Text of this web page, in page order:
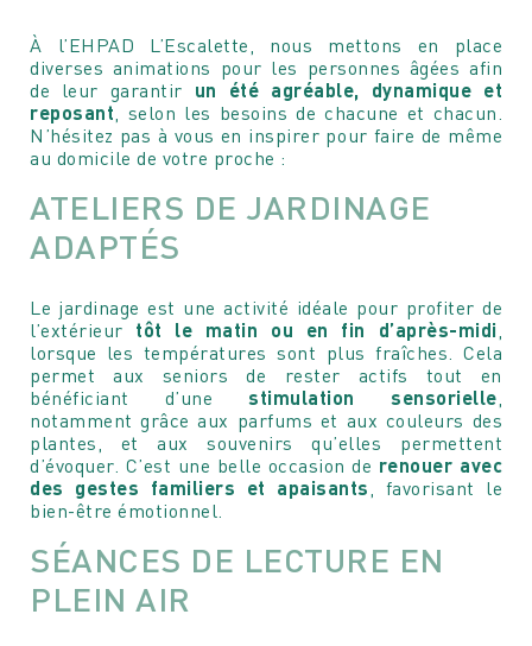
À l’EHPAD L’Escalette, nous mettons en place
diverses animations pour les personnes âgées afin
de leur garantir un été agréable, dynamique et
reposant, selon les besoins de chacune et chacun.
N’hésitez pas à vous en inspirer pour faire de même
au domicile de votre proche :
ATELIERS DE JARDINAGE
ADAPTÉS
Le jardinage est une activité idéale pour profiter de
l’extérieur tôt le matin ou en fin d’après-midi,
lorsque les températures sont plus fraîches. Cela
permet aux seniors de rester actifs tout en
bénéficiant d’unestimulation sensorielle,
notamment grâce aux parfums et aux couleurs des
plantes, et aux souvenirs qu’elles permettent
d’évoquer. C’est une belle occasion de renouer avec
des gestes familiers et apaisants, favorisant le
bien-être émotionnel.
SÉANCES DE LECTURE EN
PLEIN AIR
Rencontrez
MAUREEN COGITORE
Je suis à votre entière disposition pour répondre à toutes
Votre nom
Votre e-mail
Votre n° de téléphone
Programmer une visite
DE LA RÉSIDENCE
Nous sommes à votre entière disposition pour
programmer avec vous une visite de la résidence et
pouvoir également répondre à toutes vos questions.
Votre e-mail
Votre n° de téléphone